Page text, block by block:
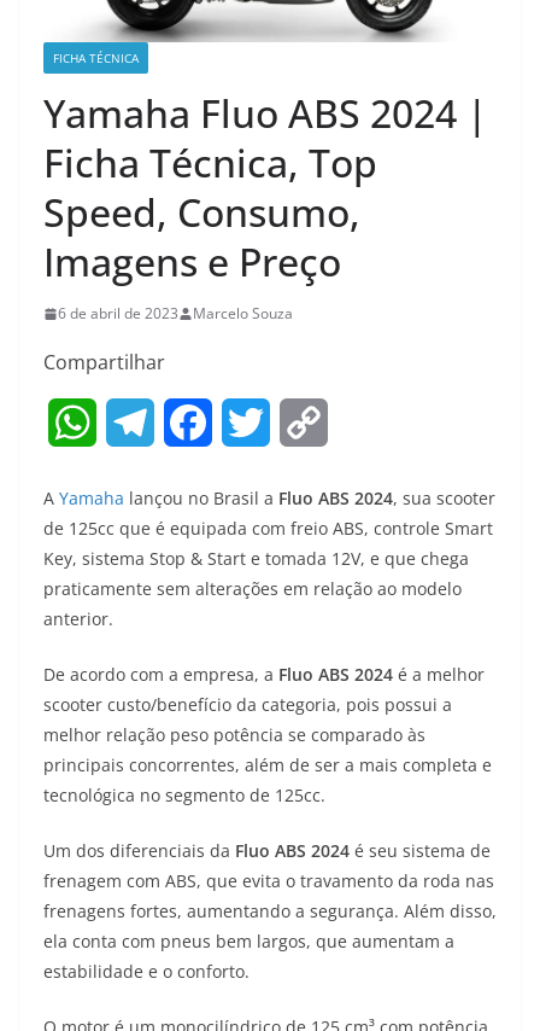
FICHA TÉCNICA
Yamaha Fluo ABS 2024 |
Ficha Técnica, Top
Speed, Consumo,
Imagens e Preço
6 de abril de 2023 Marcelo Souza
Compartilhar
W
a
t
s
p
p
l
e
a
m
c
e
o
k
i
t
e
r
p
y
i
n
k
A Yamaha lançou no Brasil a Fluo ABS 2024, sua scooter
de 125cc que é equipada com freio ABS, controle Smart
Key, sistema Stop & Start e tomada 12V, e que chega
praticamente sem alterações em relação ao modelo
anterior.
De acordo com a empresa, a Fluo ABS 2024 é a melhor
scooter custo/benefício da categoria, pois possui a
melhor relação peso potência se comparado às
principais concorrentes, além de ser a mais completa e
tecnológica no segmento de 125cc.
Um dos diferenciais da Fluo ABS 2024 é seu sistema de
frenagem com ABS, que evita o travamento da roda nas
frenagens fortes, aumentando a segurança. Além disso,
ela conta com pneus bem largos, que aumentam a
estabilidade e o conforto.